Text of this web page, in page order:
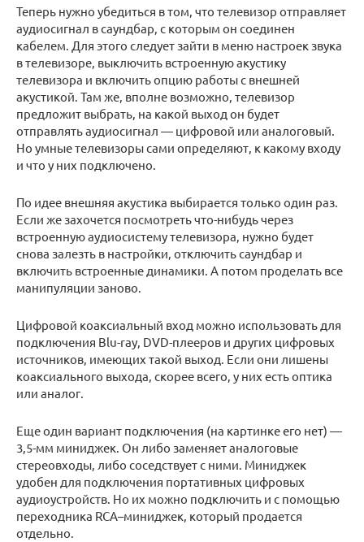
Теперь нужно убедиться в том, что телевизор отправляет
аудиосигнал в саундбар, с которым он соединен
кабелем. Для этого следует зайти в меню настроек звука
в телевизоре, выключить встроенную акустику
телевизора и включить опцию работы с внешней
акустикой. Там же, вполне возможно, телевизор
предложит выбрать, на какой выход он будет
отправлять аудиосигнал — цифровой или аналоговый.
Но умные телевизоры сами определяют, к какому входу
и что у них подключено.
По идее внешняя акустика выбирается только один раз.
Если же захочется посмотреть что-нибудь через
встроенную аудиосистему телевизора, нужно будет
снова залезть в настройки, отключить саундбар и
включить встроенные динамики. А потом проделать все
манипуляции заново.
Цифровой коаксиальный вход можно использовать для
подключения Blu-ray, DVD-плееров и других цифровых
источников, имеющих такой выход. Если они лишены
коаксиального выхода, скорее всего, у них есть оптика
или аналог.
Еще один вариант подключения (на картинке его нет) —
3,5-мм миниджек. Он либо заменяет аналоговые
стереовходы, либо соседствует с ними. Миниджек
удобен для подключения портативных цифровых
аудиоустройств. Но их можно подключить и с помощью
переходника RCA–миниджек, который продается
отдельно.